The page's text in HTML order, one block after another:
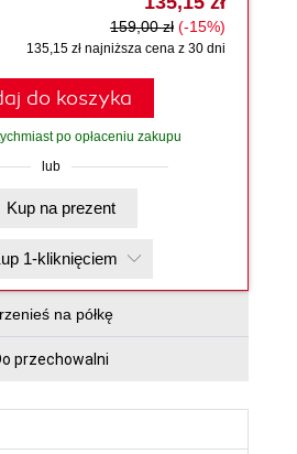
159,00 zł (-15%)
135,15 zł najniższa cena z 30 dni
do koszyka
po opłaceniu zakupu
lub
Kup na prezent
1-kliknięciem
na półkę
przechowalni